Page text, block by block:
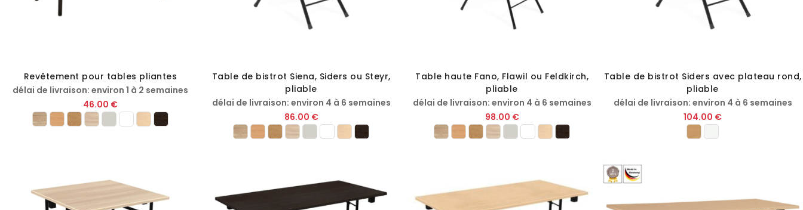
Revêtement pour tables pliantes
délai de livraison: environ 1 à 2 semaines
46.00 €
Table de bistrot Siena, Siders ou Steyr,
pliable
délai de livraison: environ 4 à 6 semaines
86.00 €
Table haute Fano, Flawil ou Feldkirch,
pliable
délai de livraison: environ 4 à 6 semaines
98.00 €
Table de bistrot Siders avec plateau rond,
pliable
délai de livraison: environ 4 à 6 semaines
104.00 €